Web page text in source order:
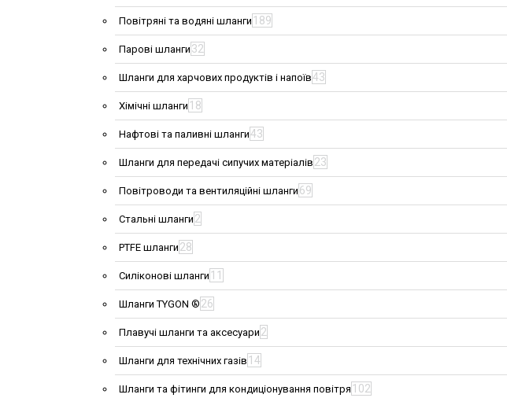
Повітряні та водяні шланги 189
Парові шланги 32
Шланги для харчових продуктів і напоїв43
Хімічні шланги 18
Нафтові та паливні шланги43
Шланги для передачі сипучих матеріалів 23
Повітроводи та вентиляційні шланги 69
Стальні шланги 2
PTFE шланги 28
Силіконові шланги 11
Шланги TYGON ® 26
Плавучі шланги та аксесуари 2
Шланги для технічних газів 14
Шланги та фітинги для кондиціонування повітря 102